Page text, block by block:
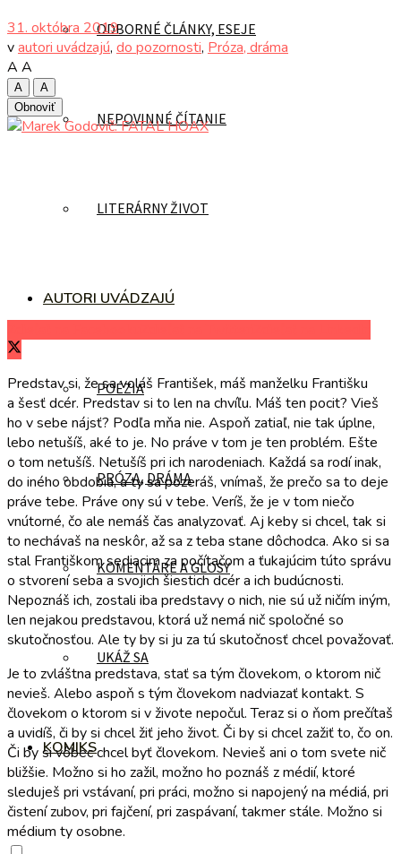
ODBORNÉ ČLÁNKY, ESEJE
NEPOVINNÉ ČÍTANIE
LITERÁRNY ŽIVOT
AUTORI UVÁDZAJÚ
POÉZIA
PRÓZA, DRÁMA
KOMENTÁRE A GLOSY
UKÁŽ SA
KOMIKS
31. októbra 2019
vautori uvádzajú, do pozornosti, Próza, dráma
A A
A
A
Obnoviť
Predstav si, že sa voláš František, máš manželku Františku
a šesť dcér. Predstav si to len na chvíľu. Máš ten pocit? Vieš
ho v sebe nájsť? Podľa mňa nie. Aspoň zatiaľ, nie tak úplne,
lebo netušíš, aké to je. No práve v tom je ten problém. Ešte
o tom netušíš. Netušíš pri ich narodeniach. Každá sa rodí inak,
do iného obdobia, a ty sa pozeráš, vnímaš, že prečo sa to deje
práve tebe. Práve ony sú v tebe. Veríš, že je v tom niečo
vnútorné, čo ale nemáš čas analyzovať. Aj keby si chcel, tak si
to nechávaš na neskôr, až sa z teba stane dôchodca. Ako si sa
stal Františkom sediacim za počítačom a ťukajúcim túto správu
o stvorení seba a svojich šiestich dcér a ich budúcnosti.
Nepoznáš ich, zostali iba predstavy o nich, nie sú už ničím iným,
len nejakou predstavou, ktorá už nemá nič spoločné so
skutočnosťou. Ale ty by si ju za tú skutočnosť chcel považovať.
Je to zvláštna predstava, stať sa tým človekom, o ktorom nič
nevieš. Alebo aspoň s tým človekom nadviazať kontakt. S
človekom o ktorom si v živote nepočul. Teraz si o ňom prečítaš
a uvidíš, či by si chcel žiť jeho život. Či by si chcel zažiť to, čo on.
Či by si vôbec chcel byť človekom. Nevieš ani o tom svete nič
bližšie. Možno si ho zažil, možno ho poznáš z médií, ktoré
sleduješ pri vstávaní, pri práci, možno si napojený na médiá, pri
čistení zubov, pri fajčení, pri zaspávaní, takmer stále. Možno si
médium ty osobne.